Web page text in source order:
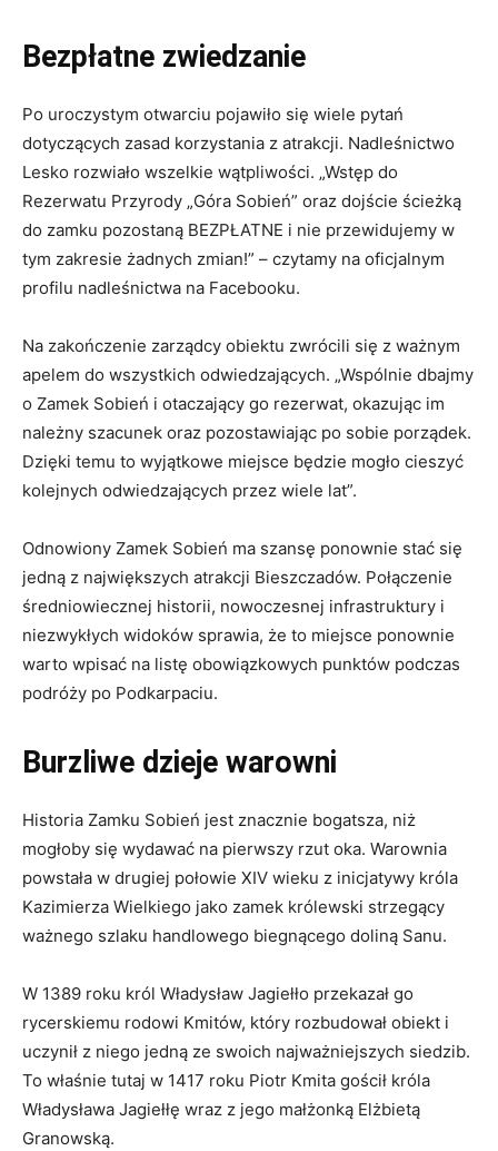
Bezpłatne zwiedzanie
Po uroczystym otwarciu pojawiło się wiele pytań
dotyczących zasad korzystania z atrakcji. Nadleśnictwo
Lesko rozwiało wszelkie wątpliwości. „Wstęp do
Rezerwatu Przyrody „Góra Sobień” oraz dojście ścieżką
do zamku pozostaną BEZPŁATNE i nie przewidujemy w
tym zakresie żadnych zmian!” – czytamy na oficjalnym
profilu nadleśnictwa na Facebooku.
Na zakończenie zarządcy obiektu zwrócili się z ważnym
apelem do wszystkich odwiedzających. „Wspólnie dbajmy
o Zamek Sobień i otaczający go rezerwat, okazując im
należny szacunek oraz pozostawiając po sobie porządek.
Dzięki temu to wyjątkowe miejsce będzie mogło cieszyć
kolejnych odwiedzających przez wiele lat”.
Odnowiony Zamek Sobień ma szansę ponownie stać się
jedną z największych atrakcji Bieszczadów. Połączenie
średniowiecznej historii, nowoczesnej infrastruktury i
niezwykłych widoków sprawia, że to miejsce ponownie
warto wpisać na listę obowiązkowych punktów podczas
podróży po Podkarpaciu.
Burzliwe dzieje warowni
Historia Zamku Sobień jest znacznie bogatsza, niż
mogłoby się wydawać na pierwszy rzut oka. Warownia
powstała w drugiej połowie XIV wieku z inicjatywy króla
Kazimierza Wielkiego jako zamek królewski strzegący
ważnego szlaku handlowego biegnącego doliną Sanu.
W 1389 roku król Władysław Jagiełło przekazał go
rycerskiemu rodowi Kmitów, który rozbudował obiekt i
uczynił z niego jedną ze swoich najważniejszych siedzib.
To właśnie tutaj w 1417 roku Piotr Kmita gościł króla
Władysława Jagiełłę wraz z jego małżonką Elżbietą
Granowską.